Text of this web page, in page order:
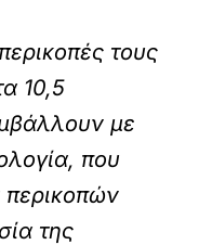
τους
10,5
με
που
της